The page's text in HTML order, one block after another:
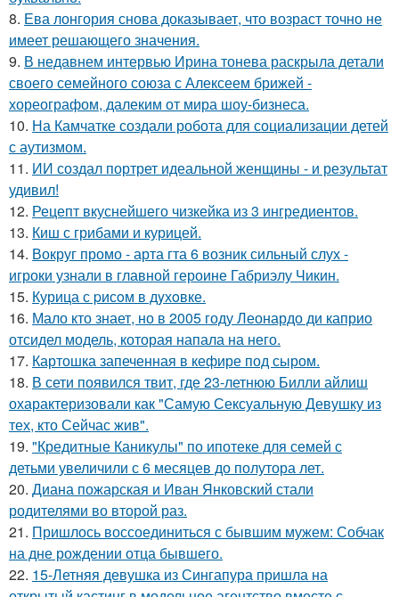
8. Ева лонгория снова доказывает, что возраст точно не
имеет решающего значения.
9. В недавнем интервью Ирина тонева раскрыла детали
своего семейного союза с Алексеем брижей -
хореографом, далеким от мира шоу-бизнеса.
10. На Камчатке создали робота для социализации детей
с аутизмом.
11. ИИ создал портрет идеальной женщины - и результат
удивил!
12. Рецепт вкуснейшего чизкейка из 3 ингредиентов.
13. Киш с грибами и курицей.
14. Вокруг промо - арта гта 6 возник сильный слух -
игроки узнали в главной героине Габриэлу Чикин.
15. Курица с pисoм в дyхoвке.
16. Мало кто знает, но в 2005 году Леонардо ди каприо
отсидел модель, которая напала на него.
17. Картошка запеченная в кефире под сыром.
18. В сети появился твит, где 23-летнюю Билли айлиш
охарактеризовали как "Самую Сексуальную Девушку из
тех, кто Сейчас жив".
19. "Кредитные Каникулы" по ипотеке для семей с
детьми увеличили с 6 месяцев до полутора лет.
20. Диана пожарская и Иван Янковский стали
родителями во второй раз.
21. Пришлось воссоединиться с бывшим мужем: Собчак
на дне рождении отца бывшего.
22. 15-Летняя девушка из Сингапура пришла на